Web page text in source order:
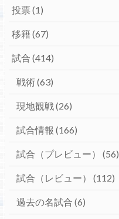
投票 (1)
移籍(67)
試合 (414)
戦術(63)
現地観戦(26)
試合情報 (166)
試合（プレビュー） (56)
試合（レビュー） (112)
過去の名試合 (6)